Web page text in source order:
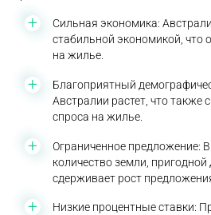
Сильная экономика:
стабильной экономикой, что
на жилье.
Благоприятный
Австралии растет, что также
спроса на жилье.
Ограниченное предложение:
количество земли, пригодной
сдерживает рост
Низкие процентные ставки: